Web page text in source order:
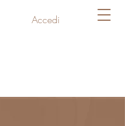
Accedi